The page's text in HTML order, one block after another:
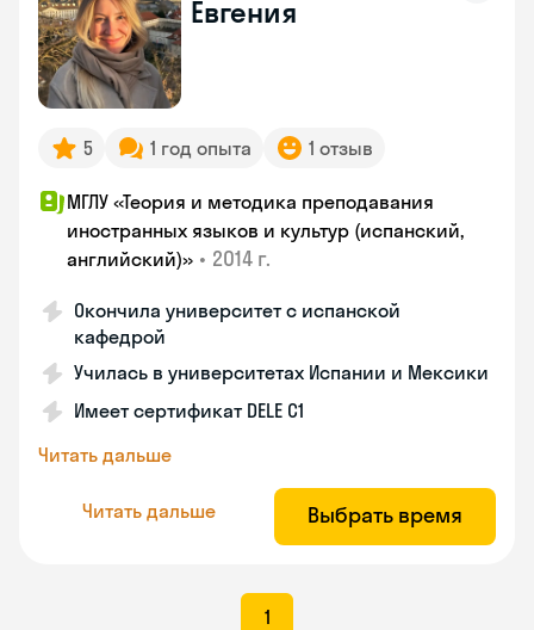
Евгения
5 1 год опыта 1 отзыв
МГЛУ «Теория и методика преподавания
иностранных языков и культур (испанский,
английский)» • 2014 г.
Окончила университет с испанской
кафедрой
Училась в университетах Испании и Мексики
Имеет сертификат DELE C1
Читать дальше
Читать дальше Выбрать время
1